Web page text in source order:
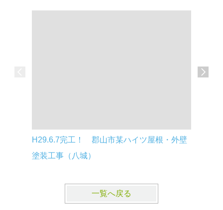
H29.6.7完工！ 郡山市某ハイツ屋根・外壁
塗装工事（八城）
一覧へ戻る